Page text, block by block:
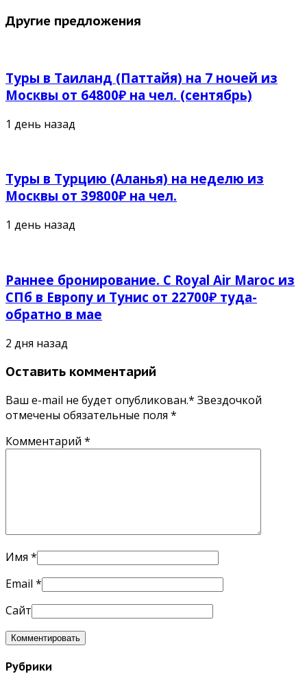
Другие предложения
Туры в Таиланд (Паттайя) на 7 ночей из
Москвы от 64800₽ на чел. (сентябрь)
1 день назад
Туры в Турцию (Аланья) на неделю из
Москвы от 39800₽ на чел.
1 день назад
Раннее бронирование. С Royal Air Maroc из
СПб в Европу и Тунис от 22700₽ туда-
обратно в мае
2 дня назад
Оставить комментарий
Ваш e-mail не будет опубликован.* Звездочкой
отмечены обязательные поля *
Комментарий *
Имя *
Email *
Сайт
Рубрики